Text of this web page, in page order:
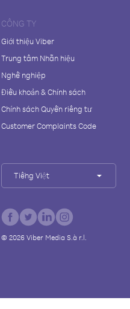
CÔNG TY
Giới thiệu Viber
Trung tâm Nhãn hiệu
Nghề nghiệp
Điều khoản & Chính sách
Chính sách Quyền riêng tư
Customer Complaints Code
Tiếng Việt
© 2026Viber Media S.à r.l.